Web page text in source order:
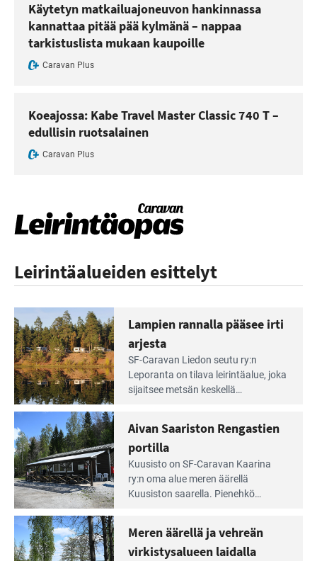
Käytetyn matkailuajoneuvon hankinnassa
kannattaa pitää pää kylmänä – nappaa
tarkistuslista mukaan kaupoille
Caravan Plus
Koeajossa: Kabe Travel Master Classic 740 T –
edullisin ruotsalainen
Caravan Plus
Leirintäalueiden esittelyt
Lue
Leirintäoppaan
artikkeli:
Lampien
rannalla
pääsee
irti
arjesta
Lampien rannalla pääsee irti
arjesta
SF-Caravan Liedon seutu ry:n
Leporanta on tilava leirintäalue, joka
sijaitsee metsän kes­kellä
tarjoaa ympäris­töineen kauniit
maisemat ja loistavat virkistäytymis­
mahdollisuudet.
Lue
Leirintäoppaan
artikkeli:
Aivan
Saariston
Rengastien
portilla
Aivan Saariston Rengastien
portilla
Kuusisto on SF-Caravan Kaarina
ry:n oma alue meren äärellä
Kuusiston saarella. Pie­nehkö
Meren äärellä ja vehreän
virkistysalueen laidalla